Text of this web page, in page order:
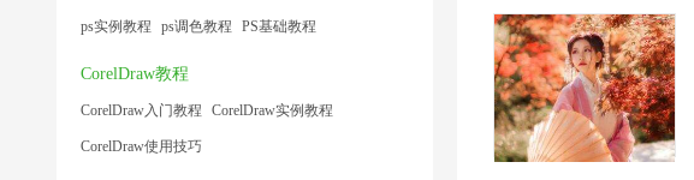
ps实例教程 ps调色教程 PS基础教程
CorelDraw教程
CorelDraw入门教程 CorelDraw实例教程
CorelDraw使用技巧